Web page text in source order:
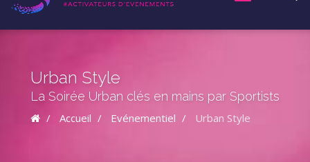
Urban Style
La Soirée Urban clés en mains par Sportists
Accueil Evénementiel Urban Style